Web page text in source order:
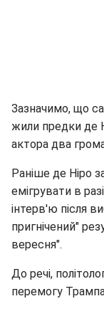
Зазначимо, що
жили предки де
актора два
Раніше де Ніро
емігрувати в
інтерв'ю після
пригнічений"
вересня".
До речі,
перемогу